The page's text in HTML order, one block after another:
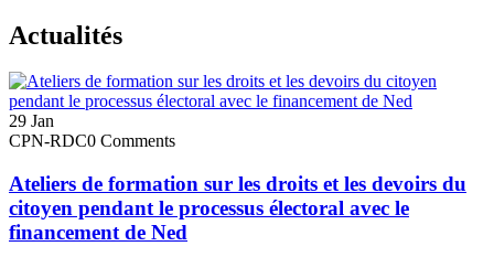
Actualités
29 Jan
CPN-RDC0 Comments
Ateliers de formation sur les droits et les devoirs du
citoyen pendant le processus électoral avec le
financement de Ned